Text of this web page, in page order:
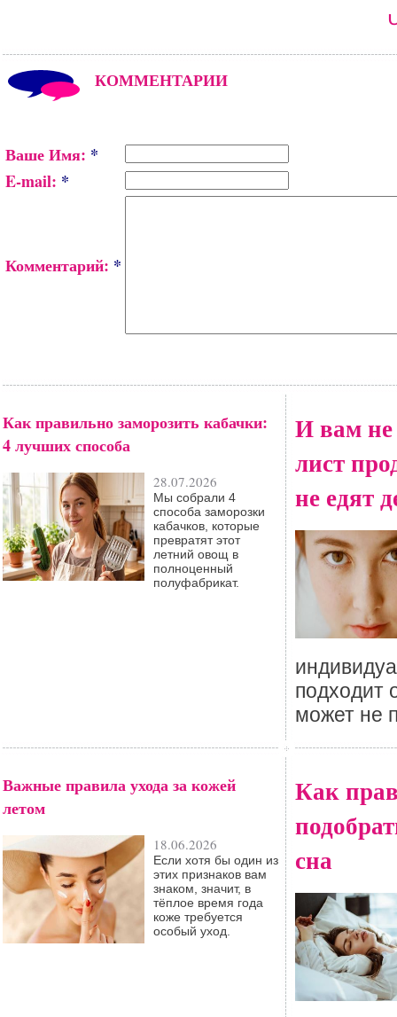
КОММЕНТАРИИ
Ваше Имя: *
E-mail: *
Комментарий: *
Как правильно заморозить кабачки:
4 лучших способа
28.07.2026
Мы собрали 4
способа заморозки
кабачков, которые
превратят этот
летний овощ в
полноценный
полуфабрикат.
И вам не
лист
не едят
подходит
может не
Важные правила ухода за кожей
летом
18.06.2026
Если хотя бы один из
этих признаков вам
знаком, значит, в
тёплое время года
коже требуется
особый уход.
Как
сна